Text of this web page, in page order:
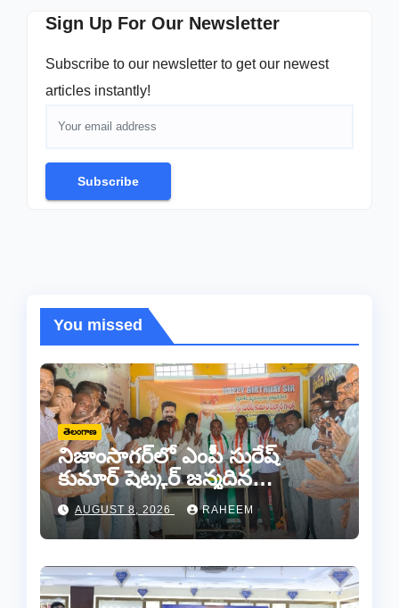
Sign Up For Our Newsletter
Subscribe to our newsletter to get our newest
articles instantly!
Subscribe
You missed
తెలంగాణ
నిజాంసాగర్‌లో ఎంపీ సురేష్
కుమార్ షెట్కర్ జన్మదిన
వేడుకలు..
AUGUST 8, 2026 RAHEEM